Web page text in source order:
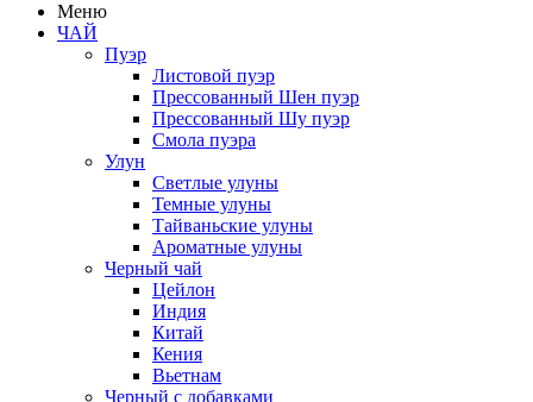
Меню
ЧАЙ
Пуэр
Листовой пуэр
Прессованный Шен пуэр
Прессованный Шу пуэр
Смола пуэра
Улун
Светлые улуны
Темные улуны
Тайваньские улуны
Ароматные улуны
Черный чай
Цейлон
Индия
Китай
Кения
Вьетнам
Черный с добавками